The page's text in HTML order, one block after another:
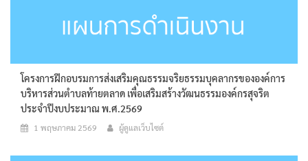
โครงการฝึกอบรมการส่งเสริมคุณธรรมจริยธรรมบุคลากรขององค์การ
บริหารส่วนตำบลท้ายตลาด เพื่อเสริมสร้างวัฒนธรรมองค์กรสุจริต
ประจำปีงบประมาณ พ.ศ.2569
1 พฤษภาคม 2569 ผู้ดูแลเว็บไซต์